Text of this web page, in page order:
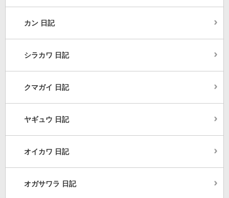
カン 日記
シラカワ 日記
クマガイ 日記
ヤギュウ 日記
オイカワ 日記
オガサワラ 日記